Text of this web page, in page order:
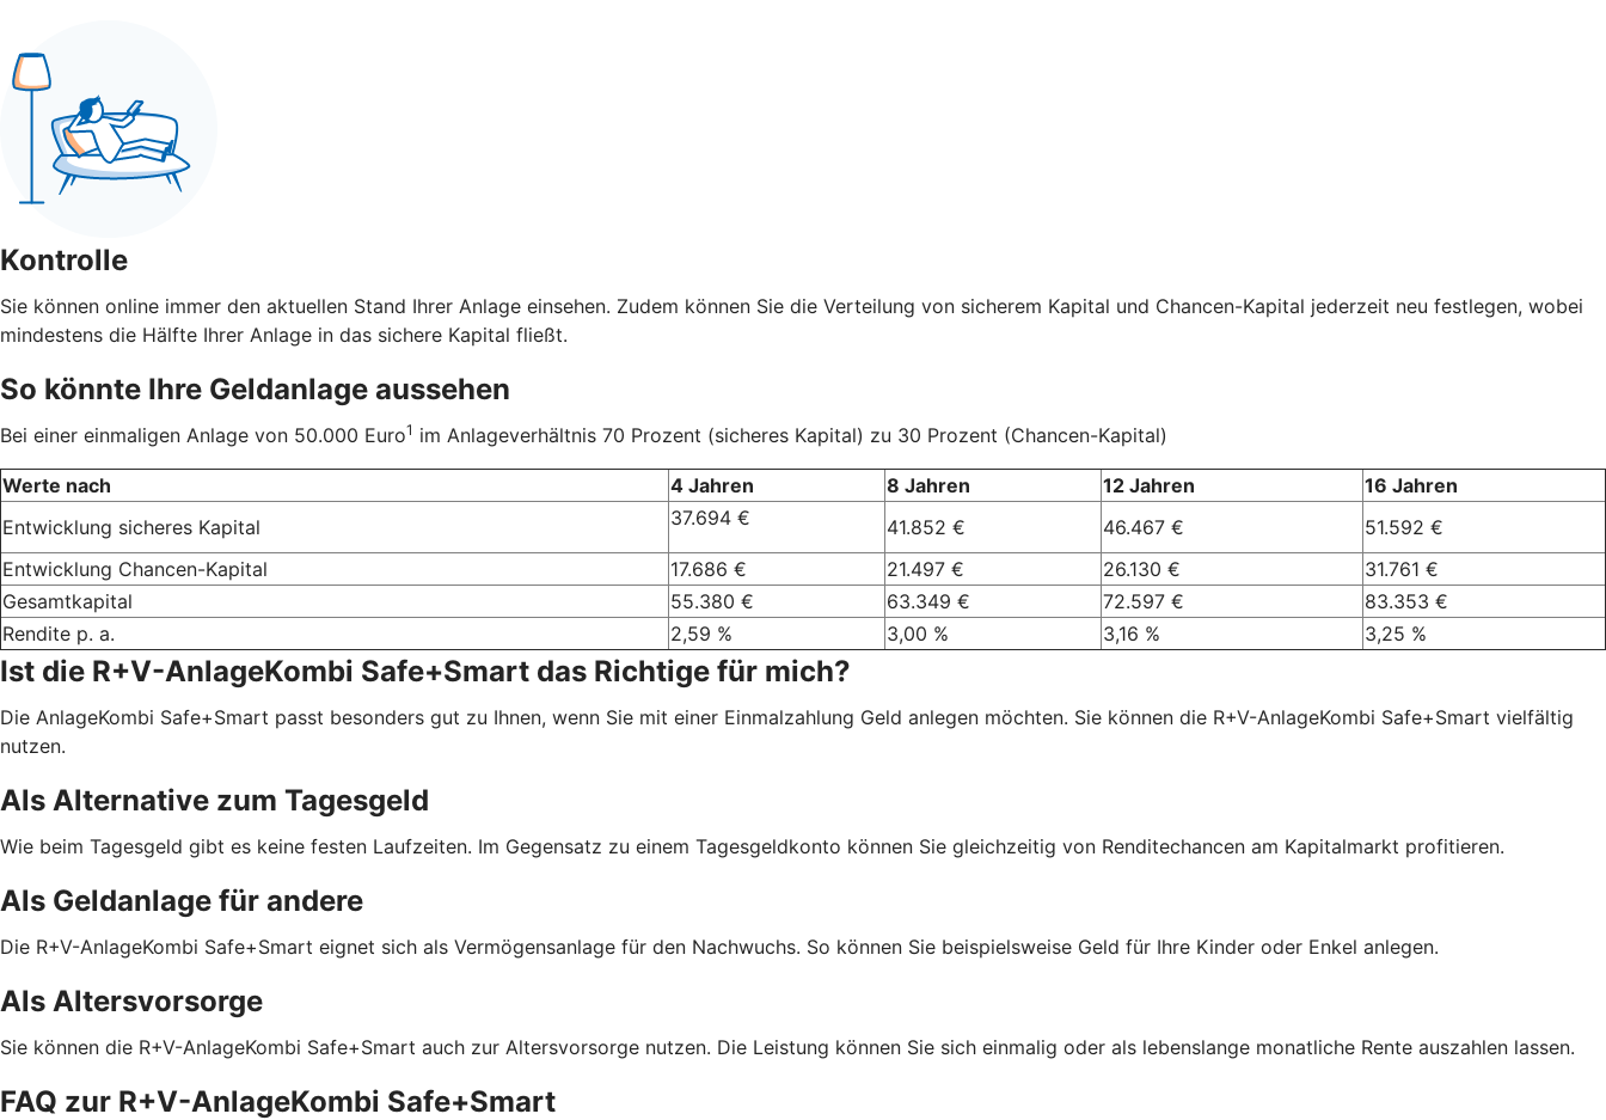
Kontrolle
Sie können online immer den aktuellen Stand Ihrer Anlage einsehen. Zudem können Sie die Verteilung von sicherem Kapital und Chancen-Kapital jederzeit neu festlegen, wobei
mindestens die Hälfte Ihrer Anlage in das sichere Kapital fließt.
So könnte Ihre Geldanlage aussehen
Bei einer einmaligen Anlage von 50.000 Euro1 im Anlageverhältnis 70 Prozent (sicheres Kapital) zu 30 Prozent (Chancen-Kapital)
Werte nach 4 Jahren 8 Jahren 12 Jahren
16 Jahren
Entwicklung sicheres Kapital
37.694 € 41.852 € 46.467 €
51.592 €
Entwicklung Chancen-Kapital
17.686 € 21.497 € 26.130 €
31.761 €
Gesamtkapital
55.380 € 63.349 € 72.597 €
83.353 €
Rendite p. a.
2,59 % 3,00 % 3,16 % 3,25 %
Ist die R+V-AnlageKombi Safe+Smart das Richtige für mich?
Die AnlageKombi Safe+Smart passt besonders gut zu Ihnen, wenn Sie mit einer Einmalzahlung Geld anlegen möchten. Sie können die R+V-AnlageKombi Safe+Smart vielfältig
nutzen.
Als Alternative zum Tagesgeld
Wie beim Tagesgeld gibt es keine festen Laufzeiten. Im Gegensatz zu einem Tagesgeldkonto können Sie gleichzeitig von Renditechancen am Kapitalmarkt profitieren.
Als Geldanlage für andere
Die R+V-AnlageKombi Safe+Smart eignet sich als Vermögensanlage für den Nachwuchs. So können Sie beispielsweise Geld für Ihre Kinder oder Enkel anlegen.
Als Altersvorsorge
Sie können die R+V-AnlageKombi Safe+Smart auch zur Altersvorsorge nutzen. Die Leistung können Sie sich einmalig oder als lebenslange monatliche Rente auszahlen lassen.
FAQ zur R+V-AnlageKombi Safe+Smart